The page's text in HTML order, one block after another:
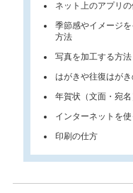
ネット上のアプリ
季節感やイメージ
方法
写真を加工する方法
はがきや往復はが
年賀状（文面・宛
インターネットを
印刷の仕方